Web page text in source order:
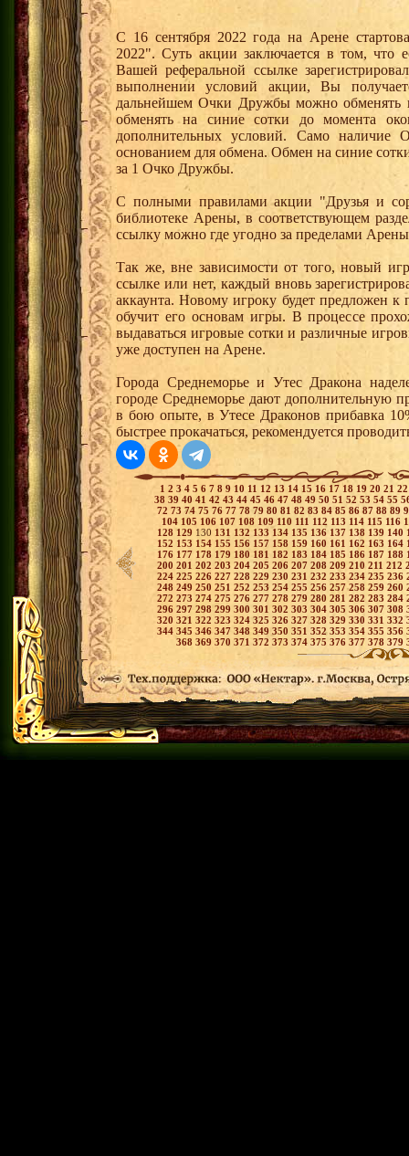
С 16 сентября 2022 года на Арене
2022". Суть акции заключается в том, что
Вашей реферальной ссылке
выполнении условий акции, Вы
дальнейшем Очки Дружбы можно
обменять на синие сотки до момента
дополнительных условий. Само наличие
основанием для обмена. Обмен на синие
за 1 Очко Дружбы.
С полными правилами акции "Друзья и
библиотеке Арены, в соответствующем
ссылку можно где угодно за пределами
Так же, вне зависимости от того, новый
ссылке или нет, каждый вновь
аккаунта. Новому игроку будет предложен
обучит его основам игры. В процессе
выдаваться игровые сотки и различные
уже доступен на Арене.
Города Среднеморье и Утес Дракона
городе Среднеморье дают дополнительную
в бою опыте, в Утесе Драконов прибавка
быстрее прокачаться, рекомендуется
1 2 3 4 5 6 7 8 9 10 11 12 13 14 15 16 17 18 19 20 21
38 39 40 41 42 43 44 45 46 47 48 49 50 51 52 53 54 55
72 73 74 75 76 77 78 79 80 81 82 83 84 85 86 87 88 89
104 105 106 107 108 109 110 111 112 113 114 115 116
128 129 130 131 132 133 134 135 136 137 138 139 140
152 153 154 155 156 157 158 159 160 161 162 163 164
176 177 178 179 180 181 182 183 184 185 186 187 188
200 201 202 203 204 205 206 207 208 209 210 211 212
224 225 226 227 228 229 230 231 232 233 234 235 236
248 249 250 251 252 253 254 255 256 257258 259 260
272 273 274 275 276 277 278 279 280 281 282 283 284
296 297 298 299 300 301 302 303 304 305 306 307 308
320 321 322 323 324 325 326 327 328 329 330 331 332
344 345 346 347 348 349 350 351 352 353 354 355 356
368 369 370 371 372 373 374 375 376 377 378 379